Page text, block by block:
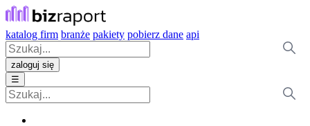
katalog firm branże pakiety pobierz dane api
zaloguj się
☰